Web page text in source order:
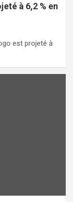
à 6,2 % en
est projeté à